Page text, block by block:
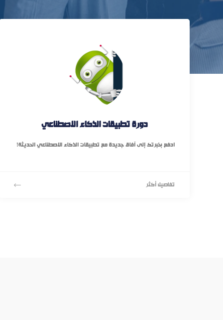
دورة تطبيقات الذكاء الاصطناعي
ادفع بخبرتك إلى آفاق جديدة مع تطبيقات الذكاء الاصطناعي الحديثة!
تفاصيل أكثر